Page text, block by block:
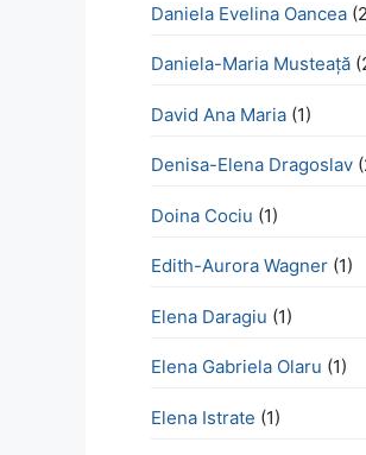
Daniela Evelina Oancea
Daniela-Maria Musteață
David Ana Maria (1)
Denisa-Elena Dragoslav
Doina Cociu (1)
Edith-Aurora Wagner (1)
Elena Daragiu (1)
Elena Gabriela Olaru (1)
Elena Istrate (1)